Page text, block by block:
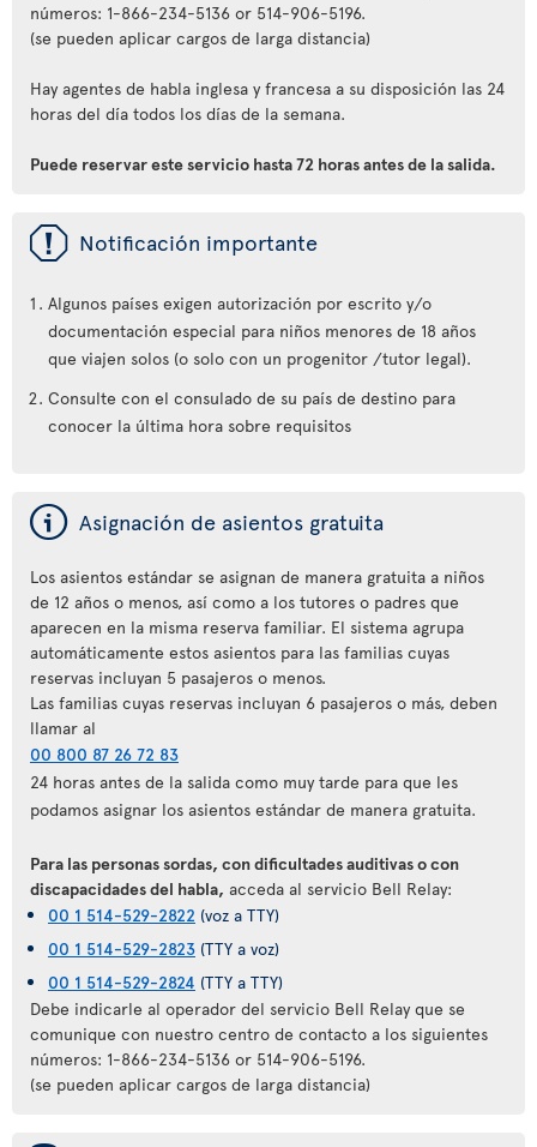
números: 1-866-234-5136 or 514-906-5196.
(se pueden aplicar cargos de larga distancia)
Hay agentes de habla inglesa y francesa a su disposición las 24
horas del día todos los días de la semana.
Puede reservar este servicio hasta 72 horas antes de la salida.
ü Notificación importante
Algunos países exigen autorización por escrito y/o
documentación especial para niños menores de 18 años
que viajen solos (o solo con un progenitor /tutor legal).
Consulte con el consulado de su país de destino para
conocer la última hora sobre requisitos
ý Asignación de asientos gratuita
Los asientos estándar se asignan de manera gratuita a niños
de 12 años o menos, así como a los tutores o padres que
aparecen en la misma reserva familiar. El sistema agrupa
automáticamente estos asientos para las familias cuyas
reservas incluyan 5 pasajeros o menos.
Las familias cuyas reservas incluyan 6 pasajeros o más, deben
llamar al
00 800 87 26 72 83
24 horas antes de la salida como muy tarde para que les
podamos asignar los asientos estándar de manera gratuita.
Para las personas sordas, con dificultades auditivas o con
discapacidades del habla, acceda al servicio Bell Relay:
00 1 514-529-2822 (voz a TTY)
00 1 514-529-2823 (TTY a voz)
00 1 514-529-2824 (TTY a TTY)
Debe indicarle al operador del servicio Bell Relay que se
comunique con nuestro centro de contacto a los siguientes
números: 1-866-234-5136 or 514-906-5196.
(se pueden aplicar cargos de larga distancia)